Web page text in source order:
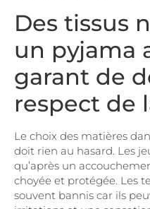
Des tissus
un pyjama
garant de
respect de
Le choix des matières
doit rien au hasard. Les
qu’après un
choyée et protégée. Les
souvent bannis car ils